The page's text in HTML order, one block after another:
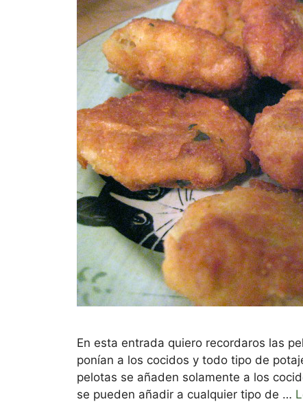
En esta entrada quiero recordaros las
ponían a los cocidos y todo tipo de
pelotas se añaden solamente a los
se pueden añadir a cualquier tipo de …